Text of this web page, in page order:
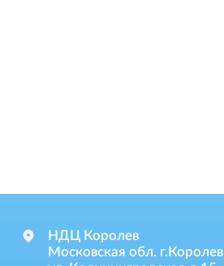
НДЦ Королев
Московская обл. г.Королев